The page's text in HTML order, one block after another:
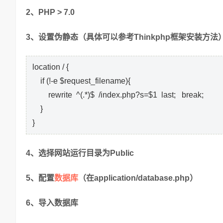
2、PHP > 7.0
3、设置伪静态（具体可以参考Thinkphp框架安装方法
location / {
if (!-e $request_filename){
rewrite ^(.*)$ /index.php?s=$1 last; break;
}
}
4、选择网站运行目录为Public
5、配置数据库 （在application/database.php）
6、导入数据库